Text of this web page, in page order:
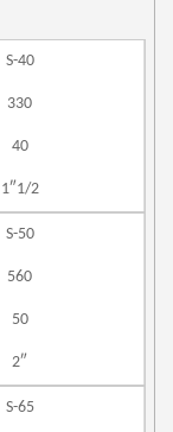
S-40
330
40
1″1/2
S-50
560
50
2″
S-65